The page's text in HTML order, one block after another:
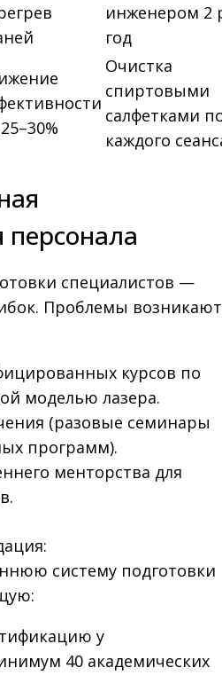
инженером 2
год
Очистка
спиртовыми
салфетками
каждого
специалистов —
Проблемы возникают
курсов по
моделью лазера.
(разовые семинары
программ).
менторства для
систему подготовки
у
40 академических